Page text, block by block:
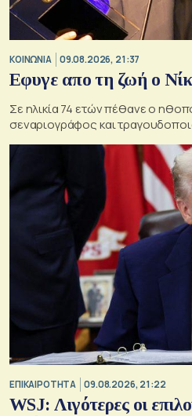
ΚΟΙΝΩΝΙΑ 09.08.2026, 21:37
Εφυγε απο τη ζωή ο
Σε ηλικία 74 ετών πέθανε ο
σεναριογράφος και
ΕΠΙΚΑΙΡΟΤΗΤΑ 09.08.2026, 21:22
WSJ: Λιγότερες οι